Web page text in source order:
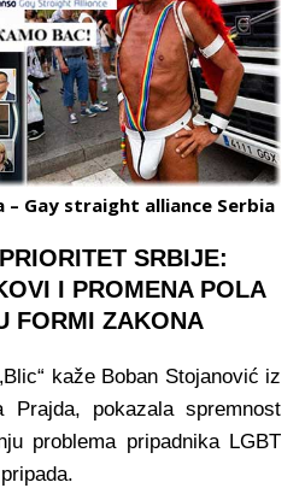
– Gay straight alliance Serbia
SRBIJE:
I PROMENA POLA
FORMI ZAKONA
kaže Boban Stojanović iz
Prajda, pokazala spremnost
problema pripadnika LGBT